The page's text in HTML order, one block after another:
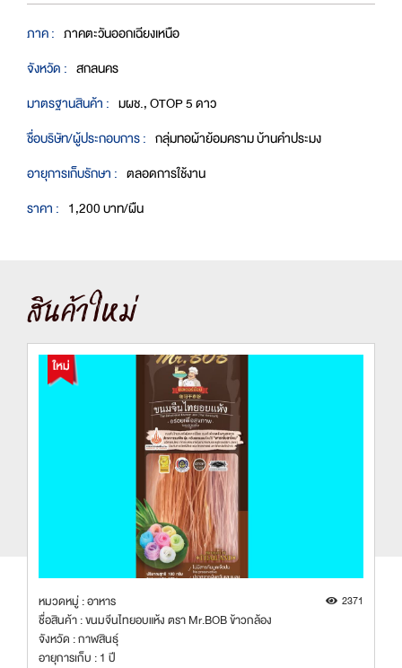
ภาค : ภาคตะวันออกเฉียงเหนือ
จังหวัด : สกลนคร
มาตรฐานสินค้า : มผช., OTOP 5 ดาว
ชื่อบริษัท/ผู้ประกอบการ : กลุ่มทอผ้าย้อมคราม บ้านคำประมง
อายุการเก็บรักษา : ตลอดการใช้งาน
ราคา : 1,200 บาท/ผืน
สินค้าใหม่
หมวดหมู่ : อาหาร 2371
ชื่อสินค้า : ขนมจีนไทยอบแห้ง ตรา Mr.BOB ข้าวกล้อง
จังหวัด : กาฬสินธุ์
อายุการเก็บ : 1 ปี